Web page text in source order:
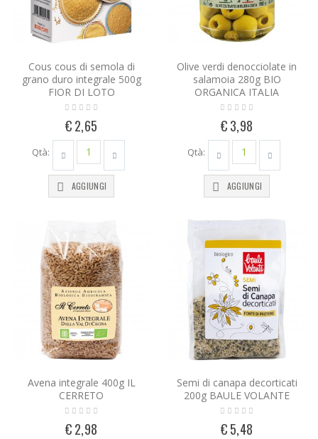
Cous cous di semola di
grano duro integrale 500g
FIOR DI LOTO
€ 2,65
Qtà:
AGGIUNGI
Olive verdi denocciolate in
salamoia 280g BIO
ORGANICA ITALIA
€ 3,98
Qtà:
AGGIUNGI
Avena integrale 400g IL
CERRETO
€ 2,98
Semi di canapa decorticati
200g BAULE VOLANTE
€ 5,48